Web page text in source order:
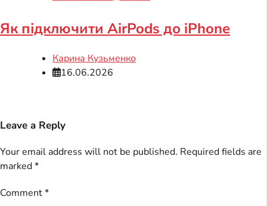
Як підключити AirPods до iPhone
Карина Кузьменко
16.06.2026
Leave a Reply
Your email address will not be published. Required fields are
marked*
Comment*